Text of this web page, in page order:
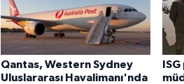
Qantas, Western Sydney
Uluslararası Havalimanı'nda